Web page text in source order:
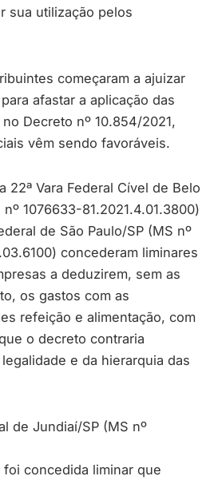
sua utilização pelos
começaram a ajuizar
afastar a aplicação das
Decreto nº 10.854/2021,
vêm sendo favoráveis.
22ª Vara Federal Cível de Belo
1076633-81.2021.4.01.3800)
de São Paulo/SP (MS nº
concederam liminares
a deduzirem, sem as
os gastos com as
refeição e alimentação, com
o decreto contraria
e da hierarquia das
de Jundiaí/SP (MS nº
foi concedida liminar que